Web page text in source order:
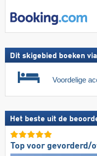
Dit skigebied boeken
Voordelige
Het beste uit de
Top voor gevorderd/